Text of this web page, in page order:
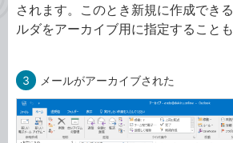
されます。このとき新規に作成でき
ルダをアーカイブ用に指定することも
3 メールがアーカイブされた